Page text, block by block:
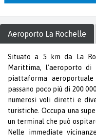
Aeroporto La Rochelle
Situato a 5 km da La
Marittima, l’aeroporto
piattaforma
passano poco più di 200
numerosi voli diretti e
turistiche. Occupa una
un terminal che può
Nelle immediate